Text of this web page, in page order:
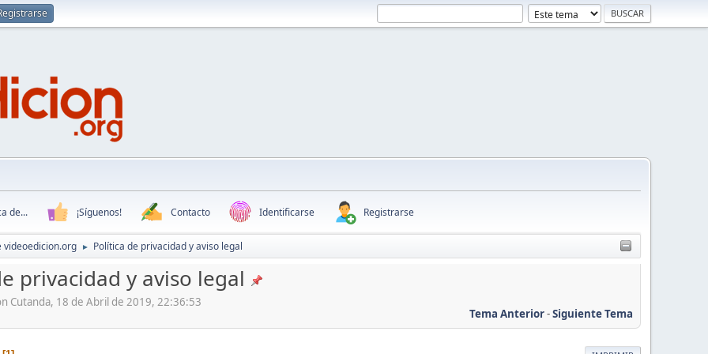
de... ¡Síguenos! Contacto Identificarse Registrarse
videoedicion.org ► Política de privacidad y aviso legal
privacidad y aviso legal
Cutanda, 18 de Abril de 2019, 22:36:53
Tema Anterior-Siguiente Tema